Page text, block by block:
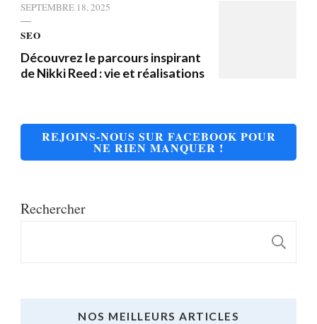
SEPTEMBRE 18, 2025
SEO
Découvrez le parcours inspirant
de Nikki Reed : vie et réalisations
REJOINS-NOUS SUR FACEBOOK POUR
NE RIEN MANQUER !
Rechercher
NOS MEILLEURS ARTICLES